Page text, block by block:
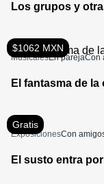
Los grupos y
$1062 MXN
MusicalesEn parejaCon
El fantasma de la
Gratis
ExposicionesCon
El susto entra